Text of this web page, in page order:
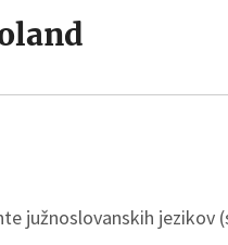
južnoslovanskih jezikov